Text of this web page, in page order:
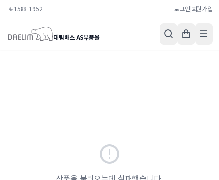
1588-1952 로그인|회원가입
대림바스 AS부품몰